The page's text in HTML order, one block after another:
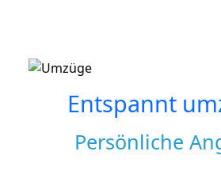
Entspannt
Persönliche